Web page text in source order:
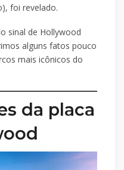
foi revelado.
sinal de Hollywood
alguns fatos pouco
mais icônicos do
da placa